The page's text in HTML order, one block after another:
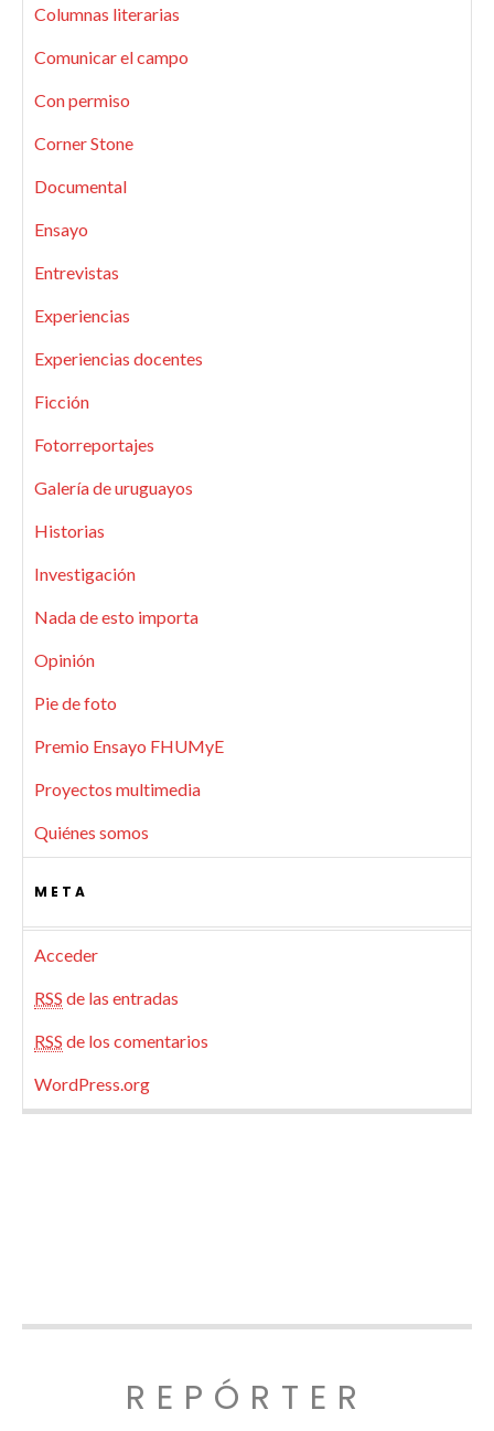
Columnas literarias
Comunicar el campo
Con permiso
Corner Stone
Documental
Ensayo
Entrevistas
Experiencias
Experiencias docentes
Ficción
Fotorreportajes
Galería de uruguayos
Historias
Investigación
Nada de esto importa
Opinión
Pie de foto
Premio Ensayo FHUMyE
Proyectos multimedia
Quiénes somos
META
Acceder
RSS de las entradas
RSS de los comentarios
WordPress.org
REPÓRTER